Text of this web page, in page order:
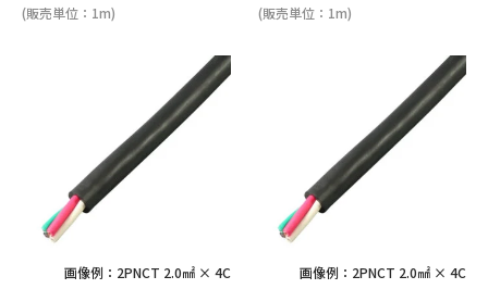
(販売単位：1m) (販売単位：1m)
画像例：2PNCT 2.0㎟ × 4C 画像例：2PNCT 2.0㎟ × 4C